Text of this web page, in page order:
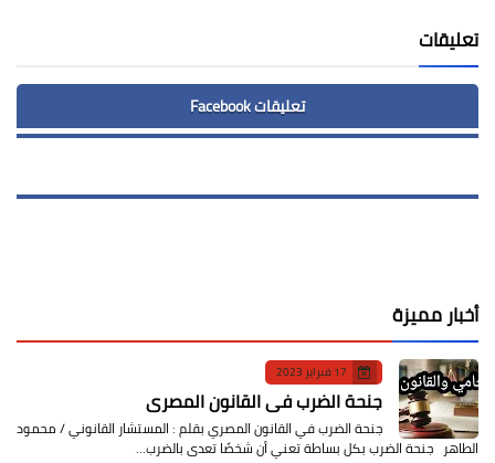
تعليقات
تعليقات Facebook
أخبار مميزة
17 فبراير 2023
جنحة الضرب في القانون المصري
جنحة الضرب في القانون المصري بقلم : المستشار القانوني / محمود
الطاهر جنحة الضرب بكل بساطة تعني أن شخصًا تعدى بالضرب…